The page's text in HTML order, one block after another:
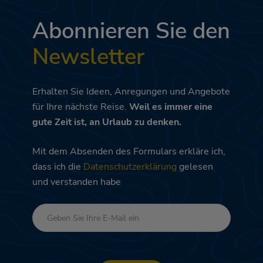
Abonnieren Sie den
Newsletter
Erhalten Sie Ideen, Anregungen und Angebote
für Ihre nächste Reise. Weil es immer eine
gute Zeit ist, an Urlaub zu denken.
Mit dem Absenden des Formulars erkläre ich,
dass ich die Datenschutzerklärung gelesen
und verstanden habe